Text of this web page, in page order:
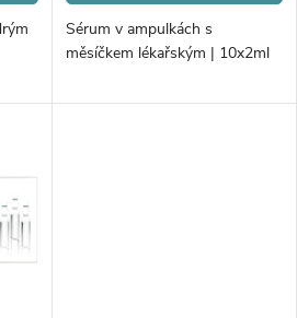
Sérum v ampulkách s
měsíčkem lékařským | 10x2ml